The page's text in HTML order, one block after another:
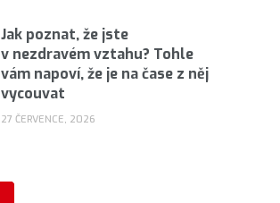
Jak poznat, že jste
v nezdravém vztahu? Tohle
vám napoví, že je na čase z něj
vycouvat
27 ČERVENCE, 2026